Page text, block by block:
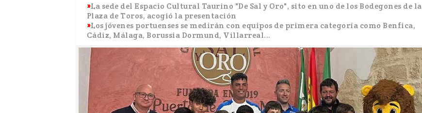
La sede del Espacio Cultural Taurino "De Sal y Oro", sito en uno de los Bodegones de la
Plaza de Toros, acogió la presentación
Los jóvenes portuenses se medirán con equipos de primera categoría como Benfica,
Cádiz, Málaga, Borussia Dormund, Villarreal...